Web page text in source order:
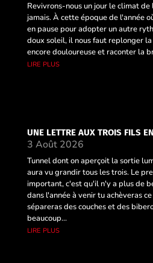
Revivrons-nous un jour le climat de
jamais. À cette époque de l'année
en pause pour adopter un autre
doux soleil, il nous faut replonger
encore douloureuse et raconter la
lire plus
UNE LETTRE AUX TROIS FILS
3 Août 2026
Tunnel dont on aperçoit la sortie
aura vu grandir tous les trois. Le
important, c'est qu'il n'y a plus de
dans l'année à venir tu achèveras
sépareras des couches et des
beaucoup...
lire plus